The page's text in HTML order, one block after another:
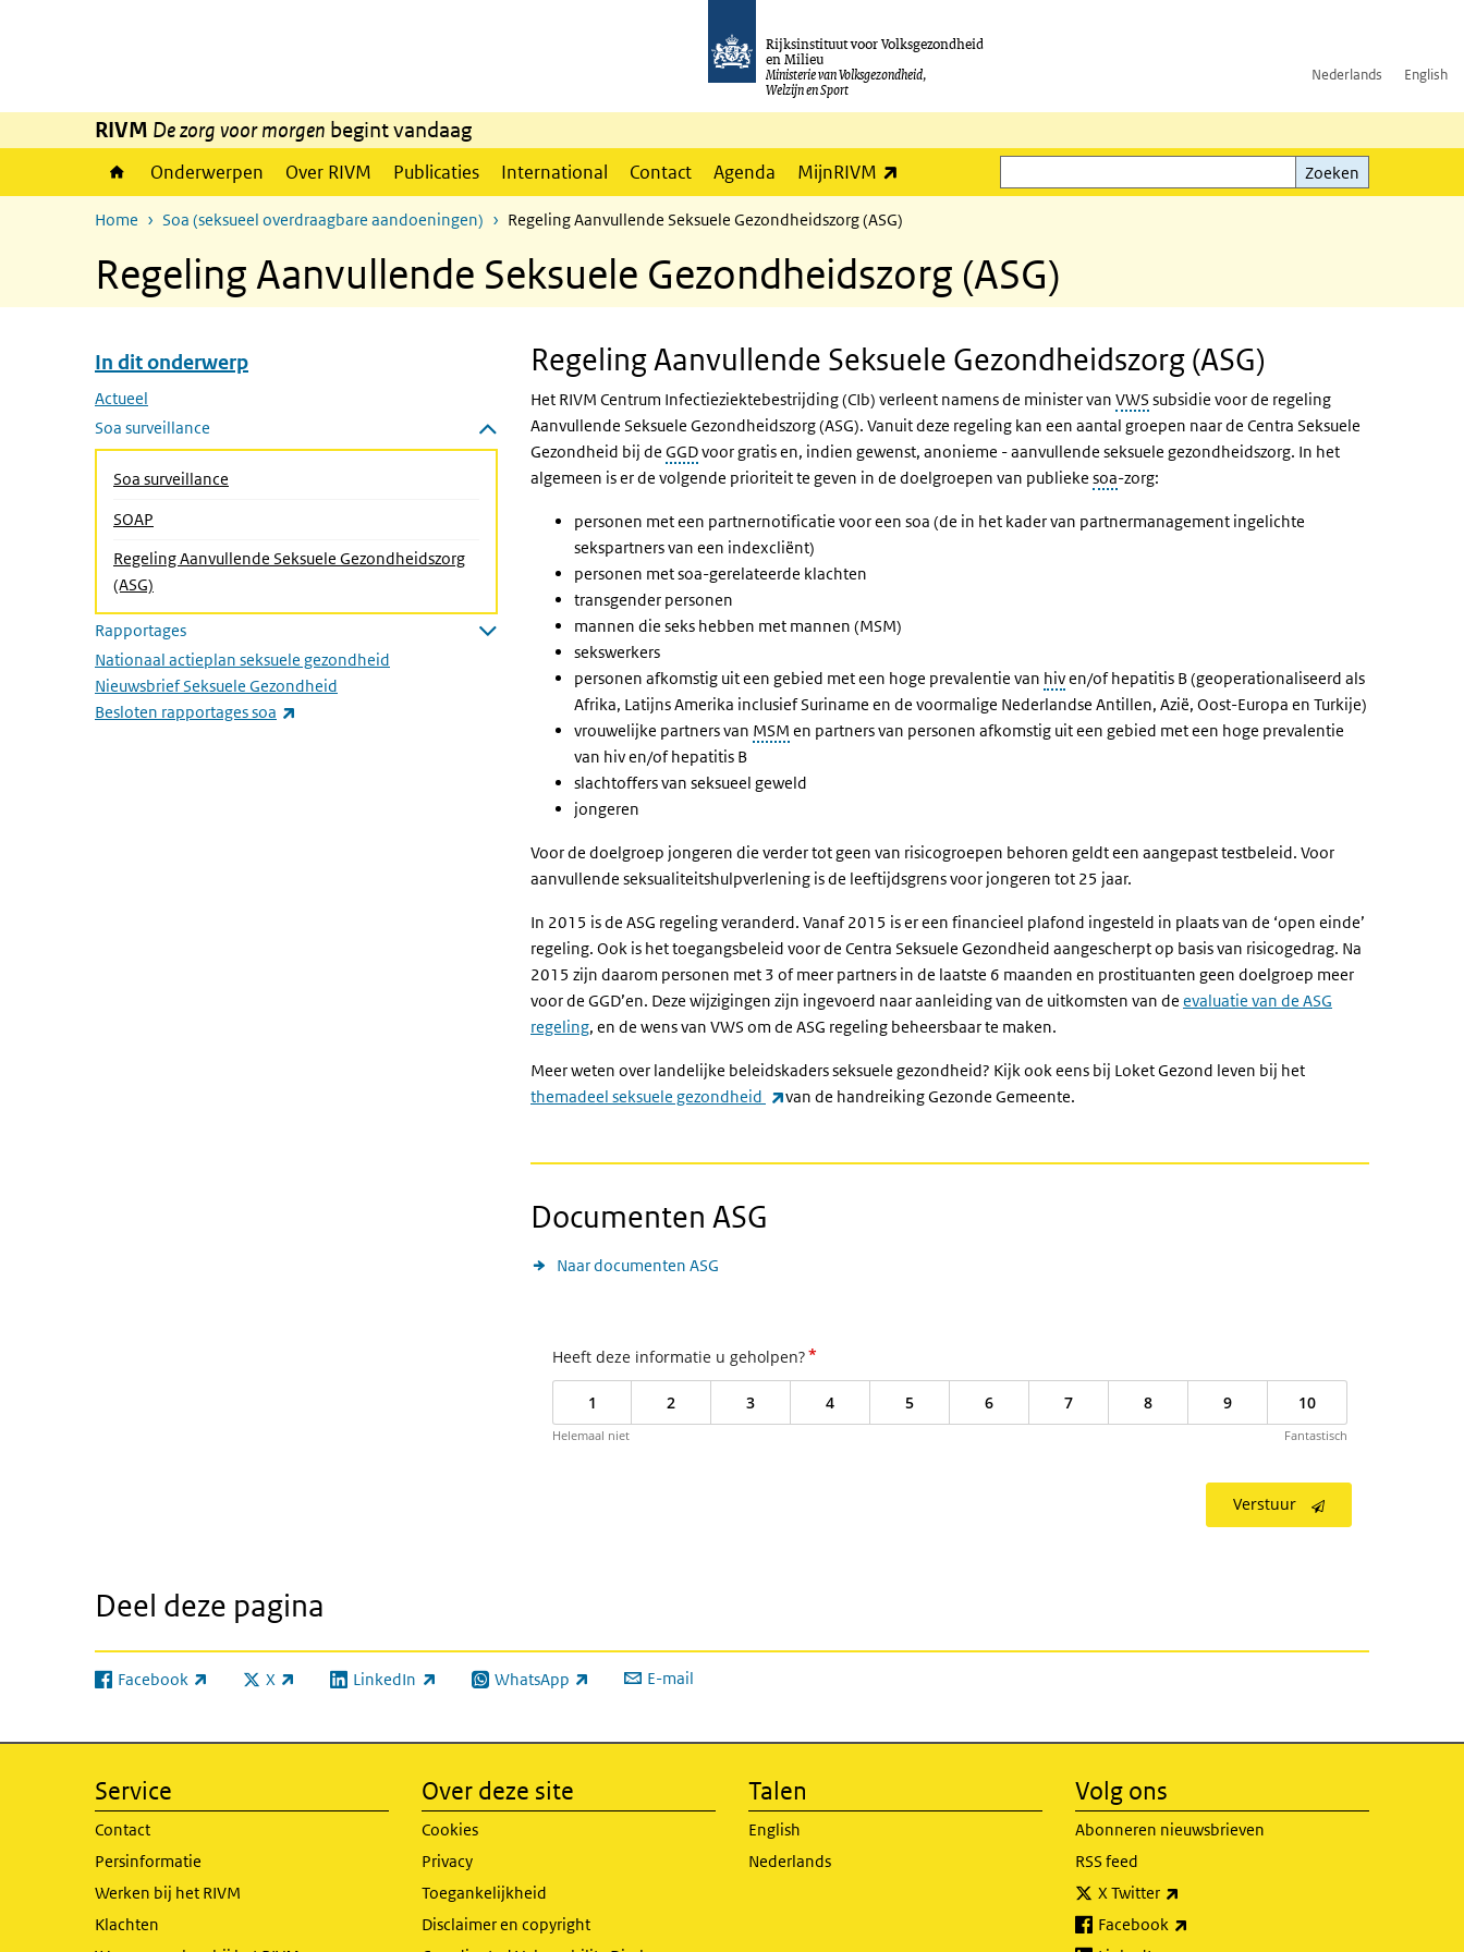
Rijksinstituut voor Volksgezondheid
en Milieu
Ministerie van Volksgezondheid,
Welzijn en Sport
Nederlands English
RIVM De zorg voor morgen begint vandaag
Onderwerpen Over RIVM Publicaties International Contact Agenda MijnRIVM
Zoeken
Zoeken
Home Soa (seksueel overdraagbare aandoeningen) Regeling Aanvullende Seksuele Gezondheidszorg (ASG)
Regeling Aanvullende Seksuele Gezondheidszorg (ASG)
Overslaan menu In dit onderwerp
In dit onderwerp
Actueel
Soa surveillance
Submenu sluiten
Soa surveillance
SOAP
Regeling Aanvullende Seksuele Gezondheidszorg
(ASG)
Rapportages
Submenu openen
Nationaal actieplan seksuele gezondheid
Nieuwsbrief Seksuele Gezondheid
Besloten rapportages soa
Regeling Aanvullende Seksuele Gezondheidszorg (ASG)
Het RIVM Centrum Infectieziektebestrijding (CIb) verleent namens de minister van VWS subsidie voor de regeling
Aanvullende Seksuele Gezondheidszorg (ASG). Vanuit deze regeling kan een aantal groepen naar de Centra Seksuele
Gezondheid bij de GGDvoor gratis en, indien gewenst, anonieme - aanvullende seksuele gezondheidszorg. In het
algemeen is er de volgende prioriteit te geven in de doelgroepen van publieke soa-zorg:
personen met een partnernotificatie voor een soa (de in het kader van partnermanagement ingelichte
sekspartners van een indexcliënt)
personen met soa-gerelateerde klachten
transgender personen
mannen die seks hebben met mannen (MSM)
sekswerkers
personen afkomstig uit een gebied met een hoge prevalentie van hiven/of hepatitis B (geoperationaliseerd als
Afrika, Latijns Amerika inclusief Suriname en de voormalige Nederlandse Antillen, Azië, Oost-Europa en Turkije)
vrouwelijke partners van MSM en partners van personen afkomstig uit een gebied met een hoge prevalentie
van hiv en/of hepatitis B
slachtoffers van seksueel geweld
jongeren
Voor de doelgroep jongeren die verder tot geen van risicogroepen behoren geldt een aangepast testbeleid. Voor
aanvullende seksualiteitshulpverlening is de leeftijdsgrens voor jongeren tot 25 jaar.
In 2015 is de ASG regeling veranderd. Vanaf 2015 is er een financieel plafond ingesteld in plaats van de ‘open einde’
regeling. Ook is het toegangsbeleid voor de Centra Seksuele Gezondheid aangescherpt op basis van risicogedrag. Na
2015 zijn daarom personen met 3 of meer partners in de laatste 6 maanden en prostituanten geen doelgroep meer
voor de GGD’en. Deze wijzigingen zijn ingevoerd naar aanleiding van de uitkomsten van de evaluatie van de ASG
regeling, en de wens van VWS om de ASG regeling beheersbaar te maken.
Meer weten over landelijke beleidskaders seksuele gezondheid? Kijk ook eens bij Loket Gezond leven bij het
themadeel seksuele gezondheid
(externe link)
van de handreiking Gezonde Gemeente.
Documenten ASG
Naar documenten ASG
Heeft deze informatie u geholpen?*
1 2 3 4 5 6 7 8 9 10
Helemaal niet Fantastisch
Verstuur
Deel deze pagina
Facebook
(externe link) X
(externe link) LinkedIn
(externe link) WhatsApp
(externe link) E-mail
Service
Contact
Persinformatie
Werken bij het RIVM
Klachten
Over deze site
Cookies
Privacy
Toegankelijkheid
Disclaimer en copyright
Talen
English
Nederlands
Volg ons
Abonneren nieuwsbrieven
RSS feed
X Twitter
Facebook